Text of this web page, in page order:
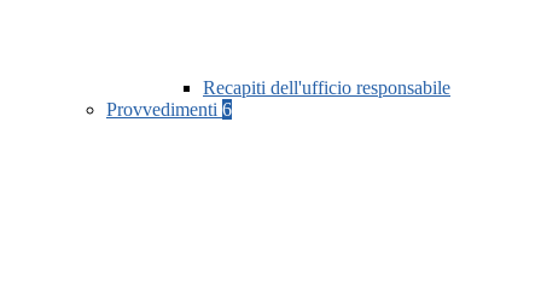
Recapiti dell'ufficio responsabile
Provvedimenti 6